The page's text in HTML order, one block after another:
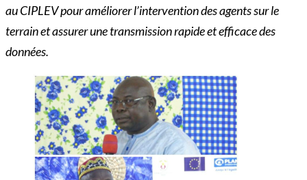
au CIPLEV pour améliorer l’intervention des agents sur le
terrain et assurer une transmission rapide et efficace des
données.